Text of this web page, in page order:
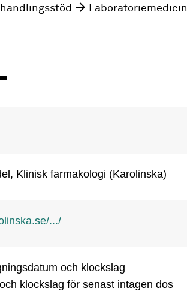
Laboratoriemedicin
Klinisk farmakologi (Karolinska)
.../
och klockslag
klockslag för senast intagen dos